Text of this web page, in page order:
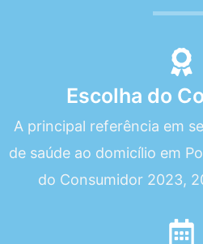
Escolha do
A principal referência em
de saúde ao domicílio em
do Consumidor 2023,